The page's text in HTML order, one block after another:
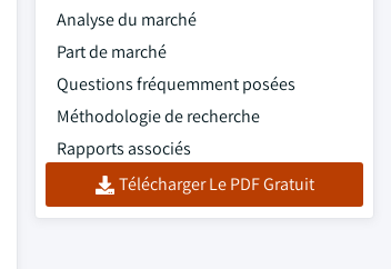
Analyse du marché
Part de marché
Questions fréquemment posées
Méthodologie de recherche
Rapports associés
Télécharger Le PDF Gratuit